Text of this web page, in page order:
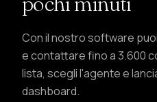
Con il nostro software
e contattare fino a 3.600
lista, scegli l'agente e
dashboard.